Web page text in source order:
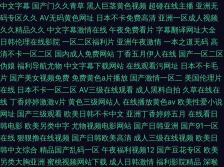
中文字幕 国产门久久青草 黑人巨茎黄色视频 超碰在线主播 亚洲无
码专区久久 AV无码黄色网址 日本不卡免费高清 亚洲一区成人视频
久久精品久久 中文字幕激情在线 午夜免费看片 字幕翻译网址大全
日韩伦理在线影院 一区二区福利片 亚洲午夜激情 一本之道无码 高
清不卡一区二区 国内成人免费网站 丁香五月伊人在线 国产一区二区
伪娘 福利导航尤物 中文字幕下载网站 在线观看污网址 日本不卡毛
片 国产美女视频免费 免费黄色a片播放 国产激情一区二 美国伦理片
在线 日本不卡一区二区 AV三级在线观看 成人黑料自拍 久草在线在
线 丁香婷婷激激v片 黄色三级网站人 在线播放黄色av 欧美性爱小说
网址 国产三级观看 欧美日韩不卡中文 亚洲丁香婷婷五月 在线看日
韩电影 欧美另类中字 尤物视频电影网站 国产日韩亚洲 国产91一区
在线 狠狠撸在线视频 国产日韩欧美高清 成人三级在线视频 欧美日
韩中文综合 精品国产乱码一区 午夜福利视频12 国产豆花专区 欧美
另类大胸亚洲 蜜桃视频网站下载 成人日韩激情 福利影院精品 深喉